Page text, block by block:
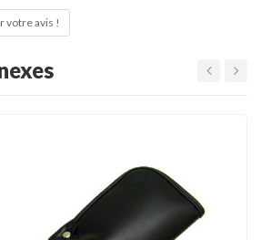
votre avis !